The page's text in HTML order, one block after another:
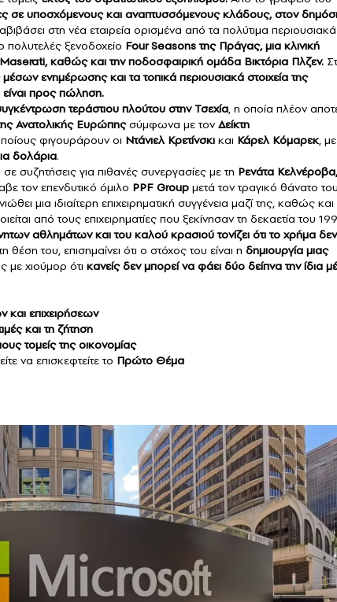
σε υποσχόμενους και αναπτυσσόμενους κλάδους, στον
στη νέα εταιρεία ορισμένα από τα πολύτιμα περιουσιακά
ξενοδοχείο Four Seasons της Πράγας, μια κλινική
Maserati, καθώς και την ποδοσφαιρική ομάδα Βικτόρια Πλζεν.
μέσων ενημέρωσης και τα τοπικά περιουσιακά στοιχεία της
προς πώληση.
τεράστιου πλούτου στην Τσεχία, η οποία πλέον
Ανατολικής Ευρώπηςσύμφωνα με τονΔείκτη
φιγουράρουν οι Ντάνιελ Κρετίνσκι και Κάρελ Κόμαρεκ,
δολάρια.
συζητήσεις για πιθανές συνεργασίες με τη Ρενάτα
τον επενδυτικό όμιλο PPF Group μετά τον τραγικό θάνατο του
μια ιδιαίτερη επιχειρηματική συγγένεια μαζί της, καθώς και
από τους επιχειρηματίες που ξεκίνησαν τη δεκαετία του
αθλημάτων και του καλού κρασιού τονίζει ότι το χρήμα δεν
του, επισημαίνει ότι ο στόχος του είναι η δημιουργία μιας
με χιούμορ ότι κανείς δεν μπορεί να φάει δύο δείπνα την ίδια
και επιχειρήσεων
και τη ζήτηση
τομείς της οικονομίας
να επισκεφτείτε το Πρώτο Θέμα